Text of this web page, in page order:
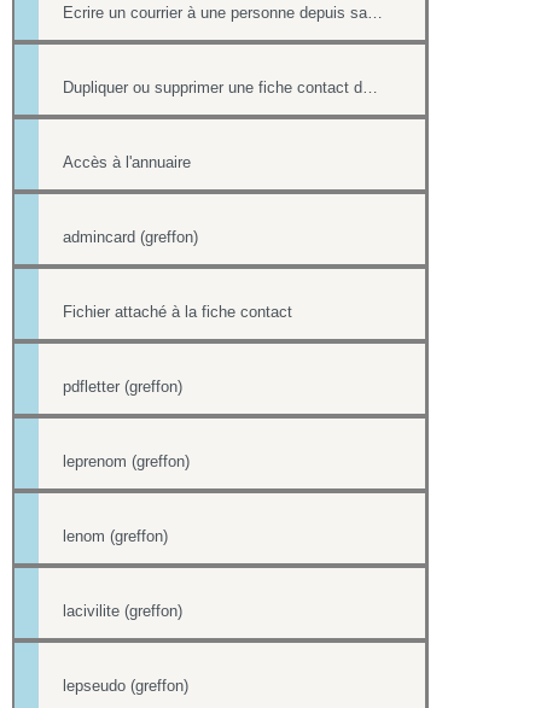
Ecrire un courrier à une personne depuis sa fiche contact
Dupliquer ou supprimer une fiche contact de l'annuaire
Accès à l'annuaire
admincard (greffon)
Fichier attaché à la fiche contact
pdfletter (greffon)
leprenom (greffon)
lenom (greffon)
lacivilite (greffon)
lepseudo (greffon)